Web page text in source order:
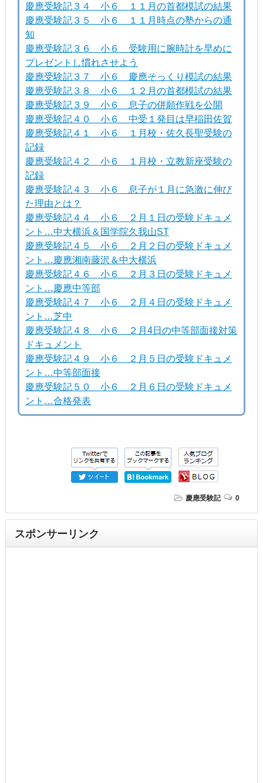
慶應受験記３４ 小６ １１月の首都模試の結果
慶應受験記３５ 小６ １１月時点の塾からの通
知
慶應受験記３６ 小６ 受験用に腕時計を早めに
プレゼントし慣れさせよう
慶應受験記３７ 小６ 慶應そっくり模試の結果
慶應受験記３８ 小６ １２月の首都模試の結果
慶應受験記３９ 小６ 息子の併願作戦を公開
慶應受験記４０ 小６ 中受１発目は早稲田佐賀
慶應受験記４１ 小６ １月校・佐久長聖受験の
記録
慶應受験記４２ 小６ １月校・立教新座受験の
記録
慶應受験記４３ 小６ 息子が１月に急激に伸び
た理由とは？
慶應受験記４４ 小６ ２月１日の受験ドキュメ
ント…中大横浜＆国学院久我山ST
慶應受験記４５ 小６ ２月２日の受験ドキュメ
ント…慶應湘南藤沢＆中大横浜
慶應受験記４６ 小６ ２月３日の受験ドキュメ
ント…慶應中等部
慶應受験記４７ 小６ ２月４日の受験ドキュメ
ント…芝中
慶應受験記４８ 小６ ２月4日の中等部面接対策
ドキュメント
慶應受験記４９ 小６ ２月５日の受験ドキュメ
ント…中等部面接
慶應受験記５０ 小６ ２月６日の受験ドキュメ
ント…合格発表
慶應受験記 0
スポンサーリンク